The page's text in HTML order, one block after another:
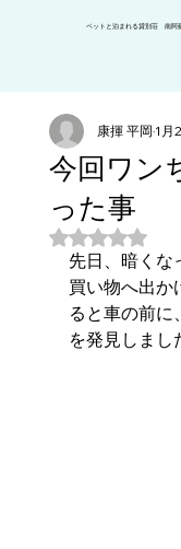
ペットと泊まれる貸別荘 南
今回ワン
った事
康揮 平岡1月
5つ星のう
先日、暗くな
買い物へ出か
ると車の前に
を発見しまし